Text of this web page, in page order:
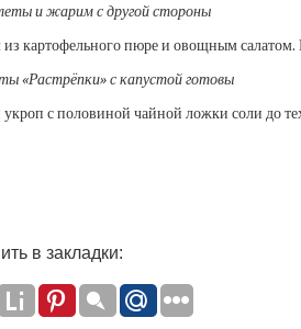
и жарим с другой стороны
картофельного пюре и овощным салатом.
«Растрёпки» с капустой готовы
с половиной чайной ложки соли до
в закладки: